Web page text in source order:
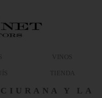
VINOS
TIENDA
Y LA